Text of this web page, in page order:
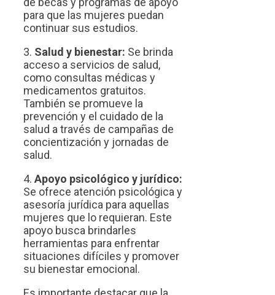
para que las mujeres puedan
continuar sus estudios.
3. Salud y bienestar: Se brinda
acceso a servicios de salud,
como consultas médicas y
medicamentos gratuitos.
También se promueve la
prevención y el cuidado de la
salud a través de campañas de
concientización y jornadas de
salud.
4. Apoyo psicológico y jurídico:
Se ofrece atención psicológica y
asesoría jurídica para aquellas
mujeres que lo requieran. Este
apoyo busca brindarles
herramientas para enfrentar
situaciones difíciles y promover
su bienestar emocional.